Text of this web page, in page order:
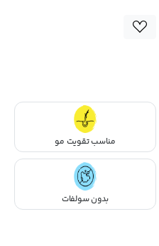
مناسب تقویت مو
بدون سولفات